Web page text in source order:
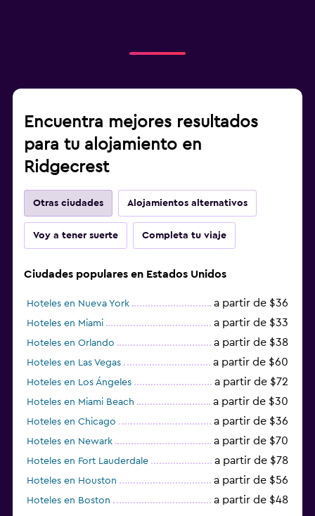
Encuentra mejores resultados
para tu alojamiento en
Ridgecrest
Otras ciudades Alojamientos alternativos
Voy a tener suerte Completa tu viaje
Ciudades populares en Estados Unidos
Hoteles en Nueva York a partir de $36
Hoteles en Miami a partir de $33
Hoteles en Orlando a partir de $38
Hoteles en Las Vegas a partir de $60
Hoteles en Los Ángeles a partir de $72
Hoteles en Miami Beach a partir de $30
Hoteles en Chicago a partir de $36
Hoteles en Newark a partir de $70
Hoteles en Fort Lauderdale a partir de $78
Hoteles en Houston a partir de $56
Hoteles en Boston a partir de $48